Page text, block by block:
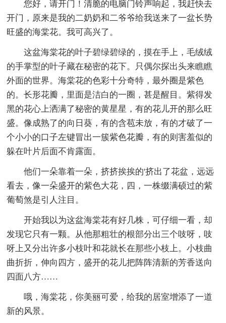
您好，请开门！清脆的电脑门铃声响起，我赶快去
开门，原来是我的二奶奶和二爷爷给我送来了一盆长势
旺盛的海棠花。我可高兴了。
这盆海棠花的叶子碧绿碧绿的，摸在手上，毛绒绒
的手掌型的叶子藏在秘密的花下。只偶尔探出头来瞧瞧
外面的世界。海棠花的色彩十分奇特，最外圈是紫色
的。长形花瓣，里面是洁白的一圈，甚是醒目。紫得发
黑的花心上洒满了秘密的黄星星，有的花儿开的那么旺
盛。像成熟了的向日葵，有的含苞未放，有的才破了一
个小小的口子左键冒出一簇紫色花瓣，有的则害羞似的
躲在叶片后面不肯露面。
他们一朵靠着一朵，挤挤挨挨的'挤出了花盆，远远
看去，像一朵盛开的紫色大花，四，一株缀满硕过的紫
葡萄煞是引人注目。
开始我以为这盆海棠花有好几株，可仔细一看，却
发现它只有一颗。从他那粗壮的根部分出三个吱呀，吱
呀上又分出许多小枝叶和花就长在那些小枝上。小枝曲
曲折折，伸向四方，盛开的花儿把阵阵清新的芳香送向
四面八方……
哦，海棠花，你美丽可爱，给我的居室增添了一道
新的风景。